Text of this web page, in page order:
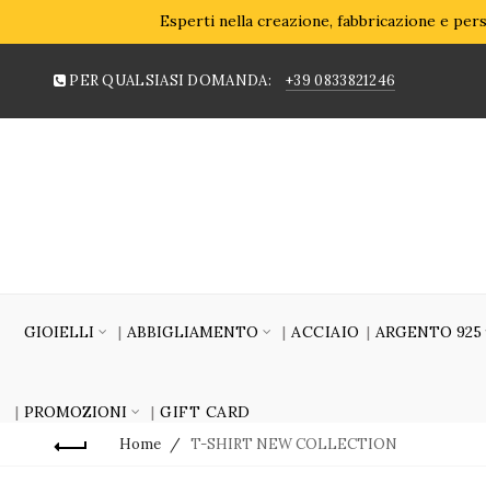
Esperti nella creazione, fabbricazione e
PER QUALSIASI DOMANDA: +39 0833821246
GIOIELLI ABBIGLIAMENTO ACCIAIO ARGENTO 925
PROMOZIONI GIFT CARD
Home T-SHIRT NEW COLLECTION